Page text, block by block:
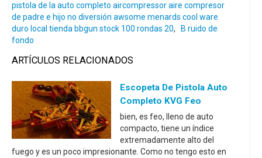
pistola de la auto completo aircompressor aire compresor
de padre e hijo no diversión awsome menards cool ware
duro local tienda bbgun stock 100 rondas 20,
B ruido de
fondo
ARTÍCULOS RELACIONADOS
Escopeta De Pistola Auto
Completo KVG Feo
bien, es feo, lleno de auto
compacto, tiene un índice
extremadamente alto del
fuego y es un poco impresionante. Como no tengo esto en